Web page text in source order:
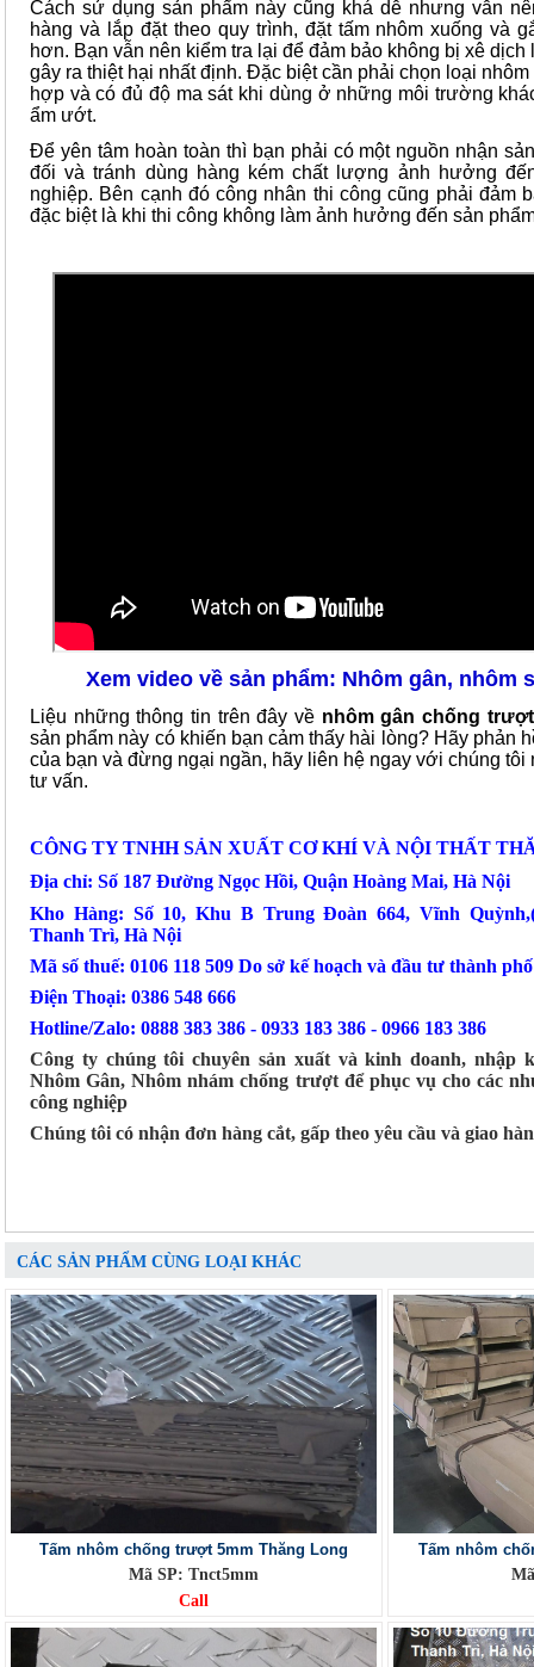
Cách sử dụng sản phẩm này cũng khá dễ nhưng vẫn
hàng và lắp đặt theo quy trình, đặt tấm nhôm xuống và
hơn. Bạn vẫn nên kiểm tra lại để đảm bảo không bị xê dịch
gây ra thiệt hại nhất định. Đặc biệt cần phải chọn loại
hợp và có đủ độ ma sát khi dùng ở những môi trường
ẩm ướt.
Để yên tâm hoàn toàn thì bạn phải có một nguồn nhận
đối và tránh dùng hàng kém chất lượng ảnh hưởng
nghiệp. Bên cạnh đó công nhân thi công cũng phải đảm
đặc biệt là khi thi công không làm ảnh hưởng đến sản
Xem video về sản phẩm: Nhôm gân, nhôm
Liệu những thông tin trên đây về nhôm gân chống trượt
sản phẩm này có khiến bạn cảm thấy hài lòng? Hãy phản
của bạn và đừng ngại ngần, hãy liên hệ ngay với chúng
tư vấn.
CÔNG TY TNHH SẢN XUẤT CƠ KHÍ VÀ NỘI THẤT
Địa chỉ: Số 187 Đường Ngọc Hồi, Quận Hoàng Mai, Hà Nội
Kho Hàng: Số 10, Khu B Trung Đoàn 664, Vĩnh
Thanh Trì, Hà Nội
Mã số thuế: 0106 118 509 Do sở kế hoạch và đầu tư thành
Điện Thoại: 0386 548 666
Hotline/Zalo: 0888 383 386 - 0933 183 386 - 0966 183 386
Công ty chúng tôi chuyên sản xuất và kinh doanh, nhập
Nhôm Gân, Nhôm nhám chống trượt để phục vụ cho các
công nghiệp
Chúng tôi có nhận đơn hàng cắt, gấp theo yêu cầu và giao
CÁC SẢN PHẨM CÙNG LOẠI KHÁC
Tấm nhôm chống trượt 5mm Thăng Long
Mã SP: Tnct5mm
Call
Tấm nhôm